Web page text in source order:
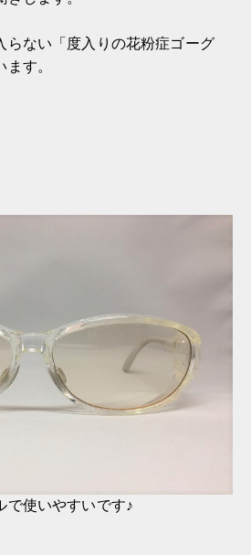
らない「度入りの花粉症ゴーグ
す。
で使いやすいです♪